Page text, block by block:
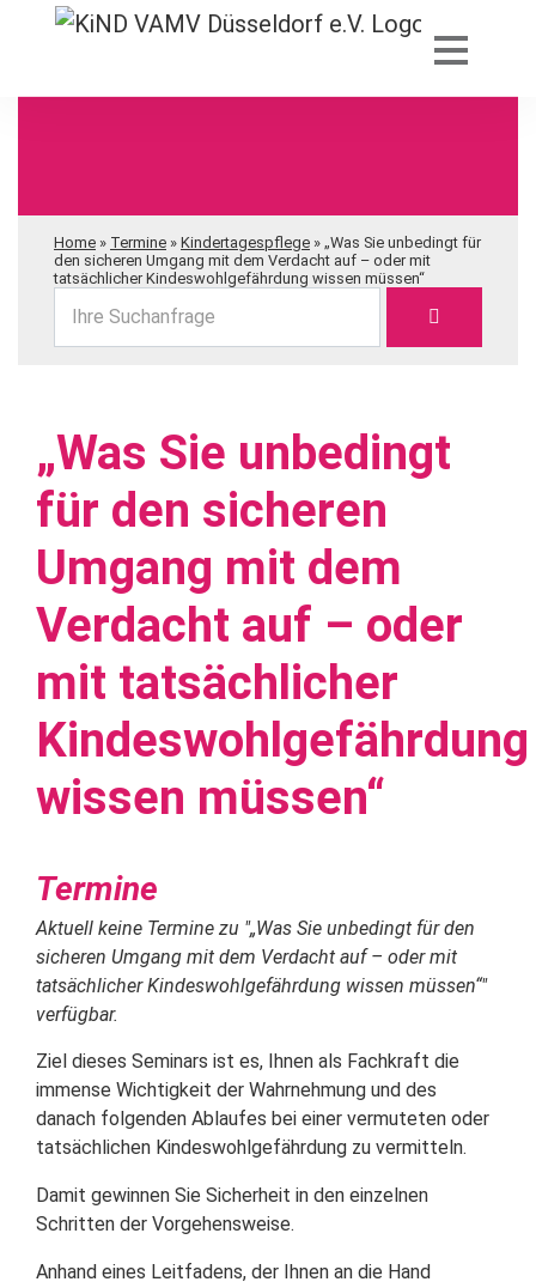
Home » Termine » Kindertagespflege » „Was Sie unbedingt für
den sicheren Umgang mit dem Verdacht auf – oder mit
tatsächlicher Kindeswohlgefährdung wissen müssen“
Ihre Suchanfrage
„Was Sie unbedingt
für den sicheren
Umgang mit dem
Verdacht auf – oder
mit tatsächlicher
Kindeswohlgefährdung
wissen müssen“
Termine
Aktuell keine Termine zu "„Was Sie unbedingt für den
sicheren Umgang mit dem Verdacht auf – oder mit
tatsächlicher Kindeswohlgefährdung wissen müssen“"
verfügbar.
Ziel dieses Seminars ist es, Ihnen als Fachkraft die
immense Wichtigkeit der Wahrnehmung und des
danach folgenden Ablaufes bei einer vermuteten oder
tatsächlichen Kindeswohlgefährdung zu vermitteln.
Damit gewinnen Sie Sicherheit in den einzelnen
Schritten der Vorgehensweise.
Anhand eines Leitfadens, der Ihnen an die Hand